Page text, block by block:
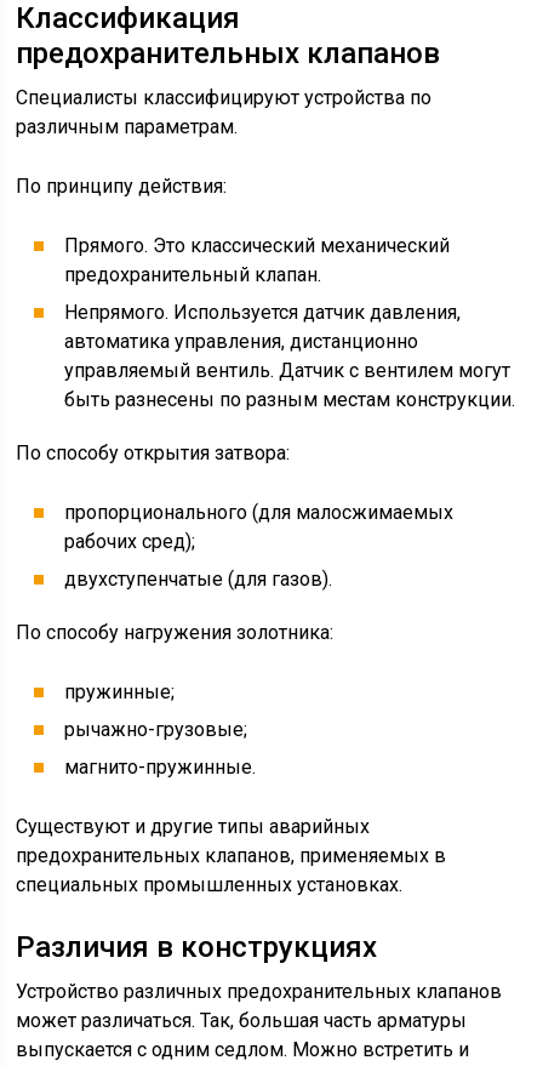
Классификация
предохранительных клапанов
Специалисты классифицируют устройства по
различным параметрам.
По принципу действия:
Прямого. Это классический механический
предохранительный клапан.
Непрямого. Используется датчик давления,
автоматика управления, дистанционно
управляемый вентиль. Датчик с вентилем могут
быть разнесены по разным местам конструкции.
По способу открытия затвора:
пропорционального (для малосжимаемых
рабочих сред);
двухступенчатые (для газов).
По способу нагружения золотника:
пружинные;
рычажно-грузовые;
магнито-пружинные.
Существуют и другие типы аварийных
предохранительных клапанов, применяемых в
специальных промышленных установках.
Различия в конструкциях
Устройство различных предохранительных клапанов
может различаться. Так, большая часть арматуры
выпускается с одним седлом. Можно встретить и